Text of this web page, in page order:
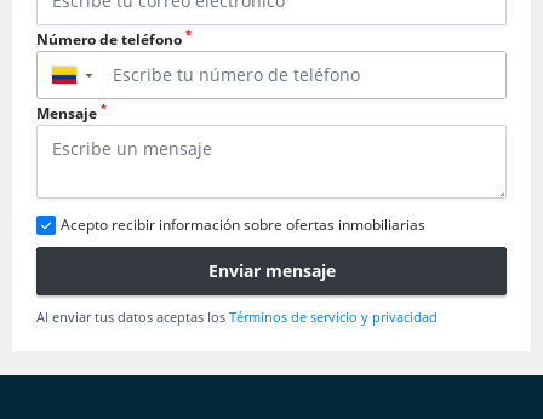
Número de teléfono *
▼
Mensaje *
Acepto recibir información sobre ofertas inmobiliarias
Enviar mensaje
Al enviar tus datos aceptas los Términos de servicio y privacidad